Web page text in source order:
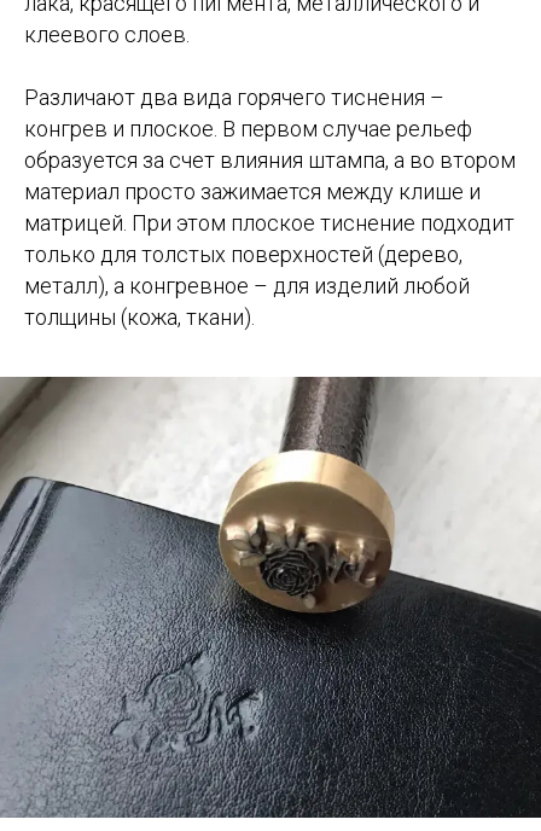
клеевого слоев.
Различают два вида горячего тиснения –
конгрев и плоское. В первом случае рельеф
образуется за счет влияния штампа, а во втором
материал просто зажимается между клише и
матрицей. При этом плоское тиснение подходит
только для толстых поверхностей (дерево,
металл), а конгревное – для изделий любой
толщины (кожа, ткани).